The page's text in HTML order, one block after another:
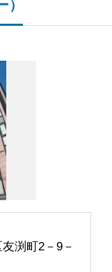
渕町2－9－